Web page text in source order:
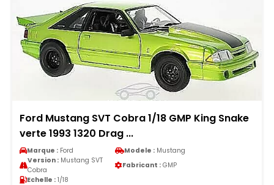
Ford Mustang SVT Cobra 1/18 GMP King Snake
verte 1993 1320 Drag ...
Marque : Ford Modele : Mustang
Version :Mustang SVT
Cobra
Fabricant : GMP
Echelle : 1/18